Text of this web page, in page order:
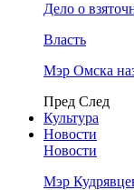
Дело о
Власть
Мэр Омска
Пред След
Культура
Новости
Новости
Мэр